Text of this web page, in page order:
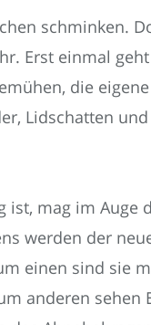
schminken.
Erst einmal
die
Lidschatten
ist, mag im Auge
werden der
einen sind sie
anderen sehen